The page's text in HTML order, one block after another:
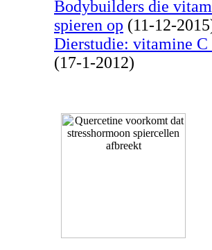
Bodybuilders die
spieren op (11-12-
Dierstudie: vitamine C
(17-1-2012)